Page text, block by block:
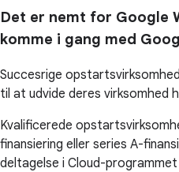
Det er nemt for Google
komme i gang med
Succesrige
til at udvide deres virksomhed
Kvalificerede
finansiering eller series A-
deltagelse i Cloud-